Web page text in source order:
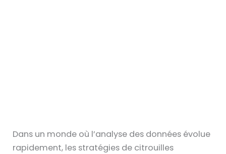
Dans un monde où l’analyse des données évolue
rapidement, les stratégies de citrouilles